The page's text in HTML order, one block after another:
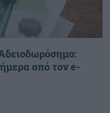
από τον e-